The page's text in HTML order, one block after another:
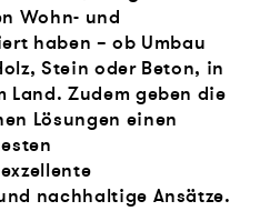
Wohn- und
haben – ob Umbau
Stein oder Beton, in
Land. Zudem geben die
Lösungen einen
nachhaltige Ansätze.